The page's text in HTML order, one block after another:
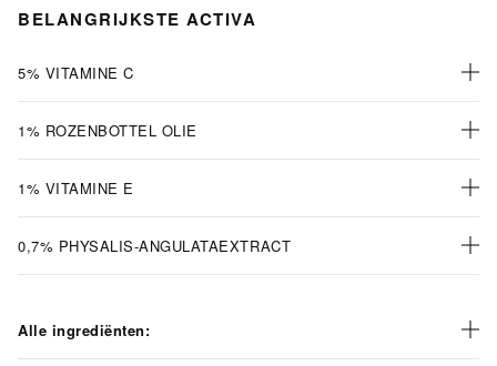
BELANGRIJKSTE ACTIVA
5% VITAMINE C
1% ROZENBOTTEL OLIE
1% VITAMINE E
0,7% PHYSALIS-ANGULATAEXTRACT
Alle ingrediënten: